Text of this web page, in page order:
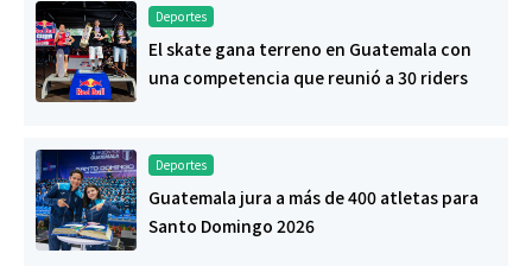
Deportes
El skate gana terreno en Guatemala con
una competencia que reunió a 30 riders
Deportes
Guatemala jura a más de 400 atletas para
Santo Domingo 2026